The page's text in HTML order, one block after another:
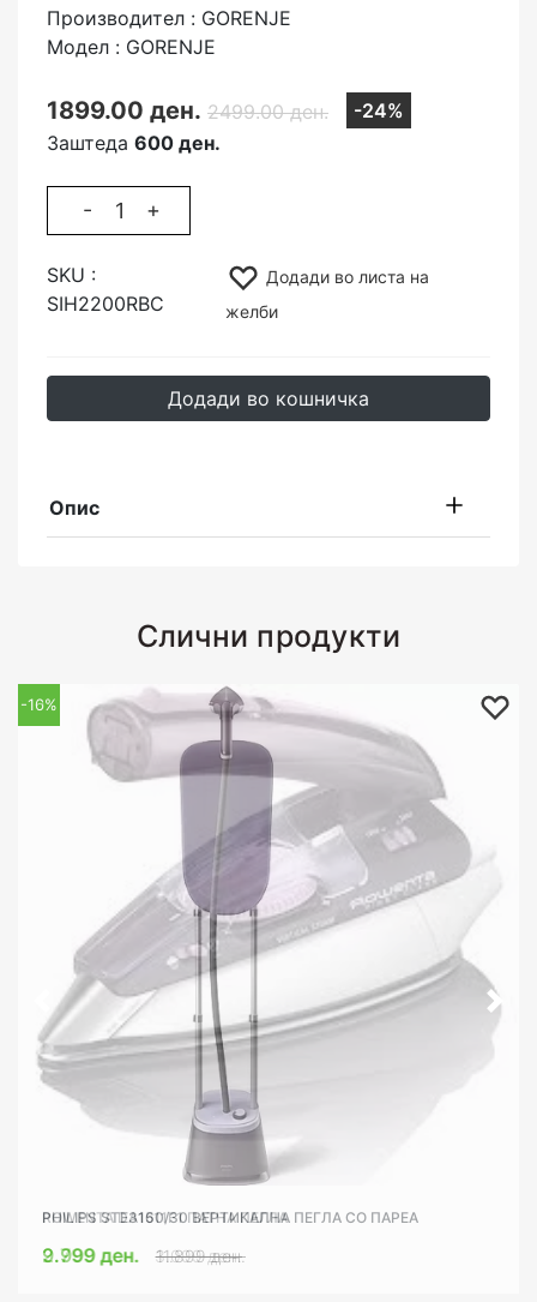
Производител : GORENJE
Модел : GORENJE
1899.00 ден. 2499.00 ден.
-24%
Заштеда 600 ден.
- +
SKU :
SIH2200RBC
Додади во листа на
желби
Додади во кошничка
Опис
Слични продукти
-16%
PHILIPS STE3160/30 ВЕРТИКАЛНА ПЕГЛА СО ПАРЕА
9.999 ден. 11.899 ден.
-10%
ROWENTA DA1511F1 ПАТНА ПЕГЛА
2.799 ден. 3.099 ден.